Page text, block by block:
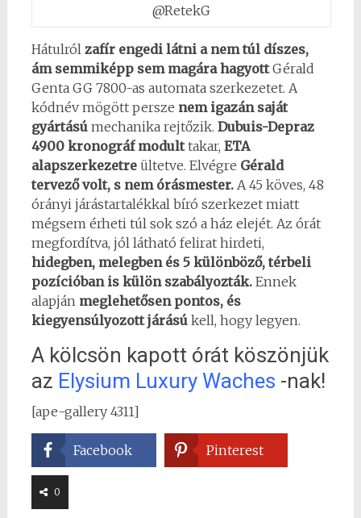
@RetekG
Hátulról zafír engedi látni a nem túl díszes,
ám semmiképp sem magára hagyottGérald
Genta GG 7800-as automata szerkezetet. A
kódnév mögött persze nem igazán saját
gyártásúmechanika rejtőzik. Dubuis-Depraz
4900 kronográf modulttakar, ETA
alapszerkezetreültetve. Elvégre Gérald
tervező volt, s nem órásmester.A 45 köves, 48
órányi járástartalékkal bíró szerkezet miatt
mégsem érheti túl sok szó a ház elejét. Az órát
megfordítva, jól látható felirat hirdeti,
hidegben, melegben és 5 különböző, térbeli
pozícióban is külön szabályozták.Ennek
alapján meglehetősen pontos, és
kiegyensúlyozott járásúkell, hogy legyen.
A kölcsön kapott órát köszönjük
az Elysium Luxury Waches -nak!
[ape-gallery 4311]
Facebook Pinterest
0